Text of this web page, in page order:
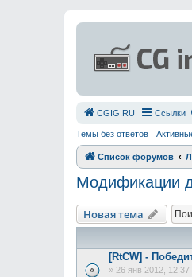
СGIG.RU Ссылки
Темы без ответов
Список форумов
Модификации
Новая тема
[RtCW] -
» 26 янв 2012, 12:37